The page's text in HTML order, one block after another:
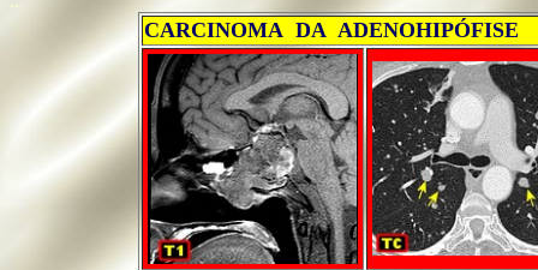
CARCINOMA DA ADENOHIPÓFISE